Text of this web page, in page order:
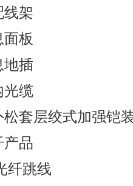
线架
板
地插
光缆
松套层绞式加强铠
产品
纤跳线